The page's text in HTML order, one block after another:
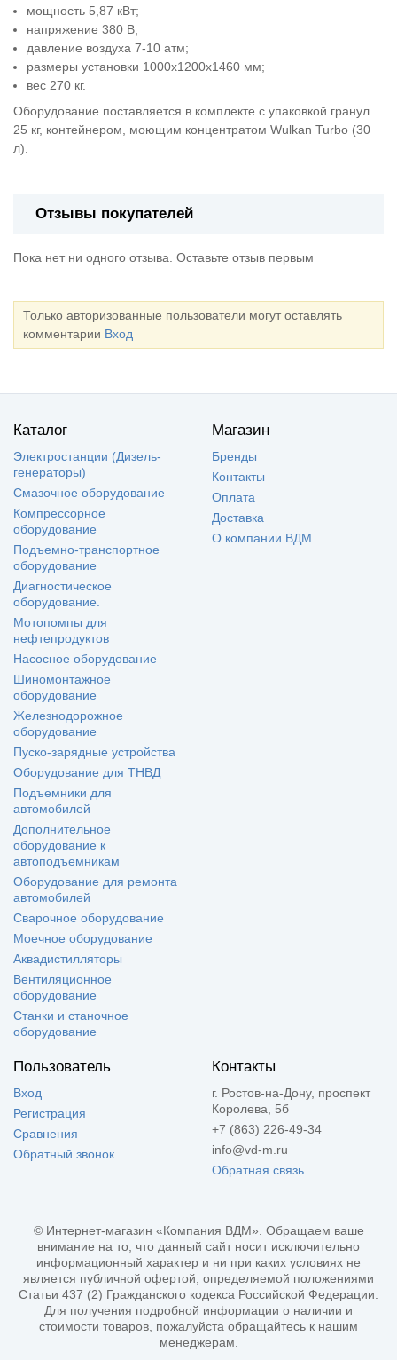
мощность 5,87 кВт;
напряжение 380 В;
давление воздуха 7-10 атм;
размеры установки 1000х1200х1460 мм;
вес 270 кг.
Оборудование поставляется в комплекте с упаковкой гранул
25 кг, контейнером, моющим концентратом Wulkan Turbo (30
л).
Отзывы покупателей
Пока нет ни одного отзыва. Оставьте отзыв первым
Только авторизованные пользователи могут оставлять
комментарии Вход
Каталог
Электростанции (Дизель-
генераторы)
Смазочное оборудование
Компрессорное
оборудование
Подъемно-транспортное
оборудование
Диагностическое
оборудование.
Мотопомпы для
нефтепродуктов
Насосное оборудование
Шиномонтажное
оборудование
Железнодорожное
оборудование
Пуско-зарядные устройства
Оборудование для ТНВД
Подъемники для
автомобилей
Дополнительное
оборудование к
автоподъемникам
Оборудование для ремонта
автомобилей
Сварочное оборудование
Моечное оборудование
Аквадистилляторы
Вентиляционное
оборудование
Станки и станочное
оборудование
Магазин
Бренды
Контакты
Оплата
Доставка
О компании ВДМ
Пользователь
Вход
Регистрация
Сравнения
Обратный звонок
Контакты
г. Ростов-на-Дону, проспект
Королева, 5б
+7 (863) 226-49-34
info@vd-m.ru
Обратная связь
© Интернет-магазин «Компания ВДМ». Обращаем ваше
внимание на то, что данный сайт носит исключительно
информационный характер и ни при каких условиях не
является публичной офертой, определяемой положениями
Статьи 437 (2) Гражданского кодекса Российской Федерации.
Для получения подробной информации о наличии и
стоимости товаров, пожалуйста обращайтесь к нашим
менеджерам.